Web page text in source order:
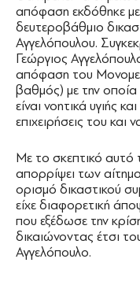
απόφαση εκδόθηκε
δευτεροβάθμιο
Αγγελόπουλου.
Γεώργιος
απόφαση του
βαθμός) με την οποία
είναι νοητικά υγιής
επιχειρήσεις του και
Με το σκεπτικό αυτό
απορρίψει των
ορισμό δικαστικού
είχε διαφορετική
που εξέδωσε την
δικαιώνοντας έτσι
Αγγελόπουλο.